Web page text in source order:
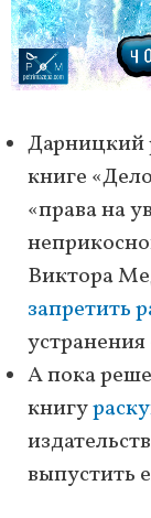
Дарницкий
книге
«права на
Виктора
запретить
А пока
книгу
выпустить